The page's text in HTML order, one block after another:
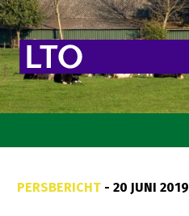
PERSBERICHT - 20 JUNI 2019